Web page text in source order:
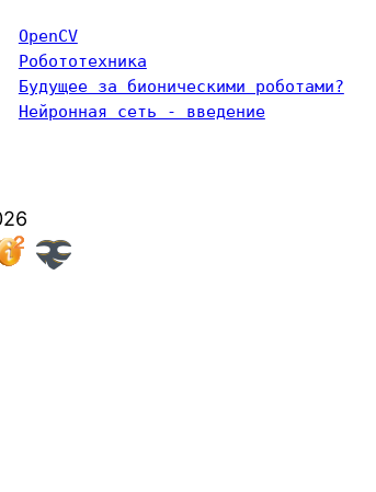
OpenCV
Робототехника
Будущее за бионическими роботами?
Нейронная сеть - введение